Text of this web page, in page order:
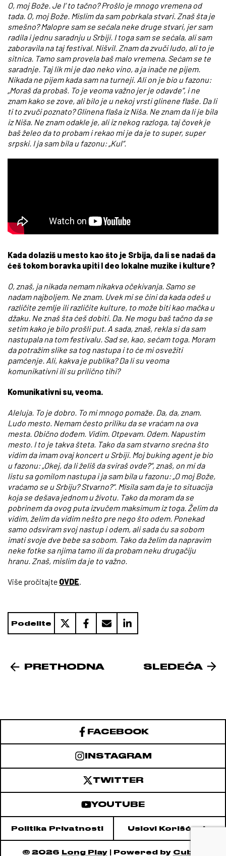
O, moj Bože. Je l’ to tačno? Prošlo je mnogo vremena od
tada. O, moj Bože. Mislim da sam pobrkala stvari. Znaš šta je
smešno? Malopre sam se sećala neke druge stvari, jer sam
radila i jednu saradnju u Srbiji. I toga sam se sećala, ali sam
zaboravila na taj festival. Nišvil. Znam da zvuči ludo, ali to je
sitnica. Tamo sam provela baš malo vremena. Sećam se te
saradnje. Taj lik mi je dao neko vino, a ja inače ne pijem.
Nikada ne pijem kada sam na turneji. Ali on je bio u fazonu:
„Moraš da probaš. To je veoma važno jer je odavde“, i ne
znam kako se zove, ali bilo je u nekoj vrsti glinene flaše. Da li
ti to zvuči poznato? Glinena flaša iz Niša. Ne znam da li je bila
iz Niša. Ne znam odakle je, ali iz nekog razloga, taj čovek je
baš želeo da to probam i rekao mi je da je to super, super
srpski. I ja sam bila u fazonu: „Kul“.
Kada dolaziš u mesto kao što je Srbija, da li se nadaš da
ćeš tokom boravka upiti I deo lokalne muzike i kulture?
O, znaš, ja nikada nemam nikakva očekivanja. Samo se
nadam najboljem. Ne znam. Uvek mi se čini da kada odeš u
različite zemlje ili različite kulture, to može biti kao mačka u
džaku. Ne znaš šta ćeš dobiti. Da. Ne mogu baš tačno da se
setim kako je bilo prošli put. A sada, znaš, rekla si da sam
nastupala na tom festivalu. Sad se, kao, sećam toga. Moram
da potražim slike sa tog nastupa i to će mi osvežiti
pamćenje. Ali, kakva je publika? Da li su veoma
komunikativni ili su prilično tihi?
Komunikativni su, veoma.
Aleluja. To je dobro. To mi mnogo pomaže. Da, da, znam.
Ludo mesto. Nemam često priliku da se vraćam na ova
mesta. Obično dođem. Vidim. Otpevam. Odem. Napustim
mesto. I to je takva šteta. Tako da sam stvarno srećna što
vidim da imam ovaj koncert u Srbiji. Moj buking agent je bio
u fazonu: „Okej, da li želiš da sviraš ovde?“, znaš, on mi da
listu sa gomilom nastupa i ja sam bila u fazonu: „O moj Bože,
vraćamo se u Srbiju? Stvarno?“. Misila sam da je to situacija
koja se dešava jednom u životu. Tako da moram da se
pobrinem da ovog puta izvučem maksimum iz toga. Želim da
vidim, želim da vidim nešto pre nego što odem. Ponekad
samo odsviram svoj nastup i odem, ali sada ću sa sobom
imati svoje dve bebe sa sobom. Tako da želim da napravim
neke fotke sa njima tamo ili da probam neku drugačiju
hranu. Znaš, mislim da je to važno.
Više pročitajte OVDE.
Podelite
PRETHODNA SLEDEĆA
FACEBOOK
INSTAGRAM
TWITTER
YOUTUBE
Politika Privatnosti Uslovi Korišćenja
© 2026 Long Play| Powered by Cubes